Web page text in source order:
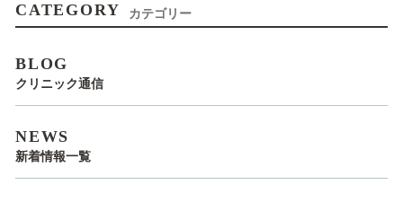
CATEGORY カテゴリー
BLOG
クリニック通信
NEWS
新着情報一覧